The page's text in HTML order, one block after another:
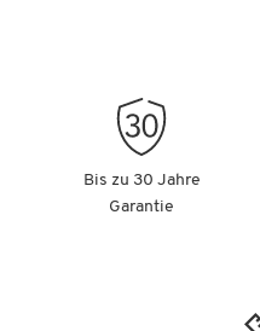
Bis zu 30 Jahre
Garantie